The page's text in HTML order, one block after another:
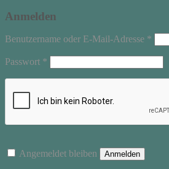
Anmelden
Benutzername oder E-Mail-Adresse *
Passwort *
Angemeldet bleiben Anmelden